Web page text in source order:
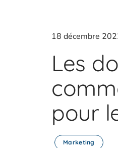
18 décembre
Les
pour
Marketing